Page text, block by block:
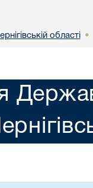
областi
•